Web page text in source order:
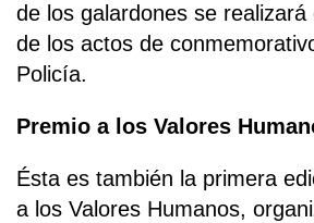
de los galardones se
de los actos de
Policía.
Premio a los Valores
Ésta es también la primera
a los Valores Humanos,